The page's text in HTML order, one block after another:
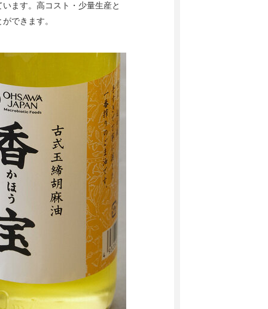
ます。高コスト・少量生産と
できます。